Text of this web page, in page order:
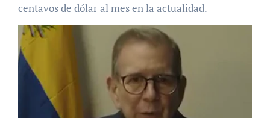
centavos de dólar al mes en la actualidad.